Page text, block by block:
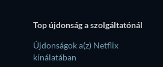
Top újdonság a szolgáltatónál
Újdonságok a(z) Netflix
kínálatában